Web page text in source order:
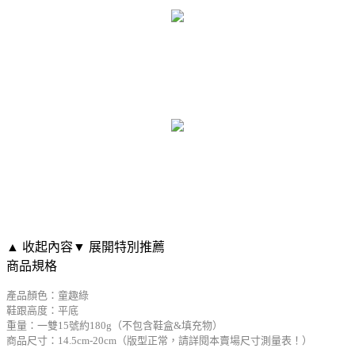
▲ 收起內容▼ 展開特別推薦
商品規格
產品顏色：童趣綠
鞋跟高度：平底
重量：一雙15號約180g（不包含鞋盒&填充物）
商品尺寸：14.5cm-20cm（版型正常，請詳閱本賣場尺寸測量表！）